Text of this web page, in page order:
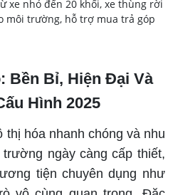
xe nhỏ đến 20 khối, xe thùng rời
môi trường, hỗ trợ mua trả góp
Bền Bỉ, Hiện Đại Và
Hình 2025
thị hóa nhanh chóng và nhu
ngày càng cấp thiết,
tiện chuyên dụng như